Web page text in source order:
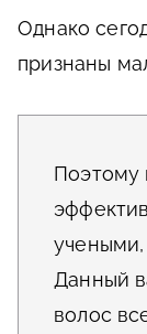
Однако
признаны
Поэтому
учеными,
Данный
волос